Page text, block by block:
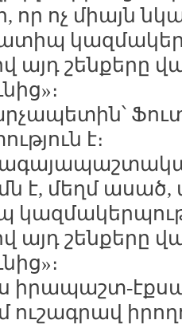
ոչ միայն
այդ շենքերը
է։
է, մեղմ ասած,
այդ շենքերը
իրապաշտ-
ուշագրավ